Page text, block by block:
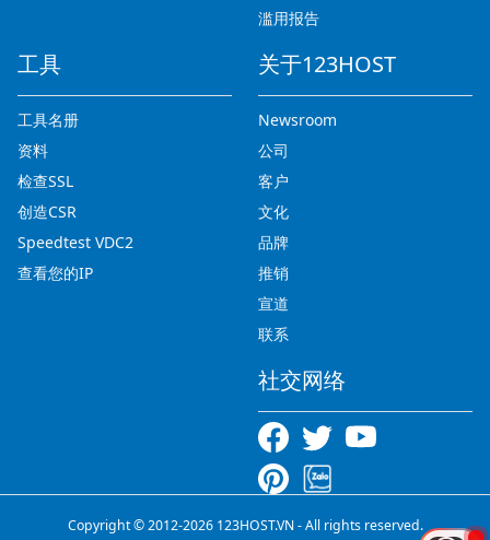
滥用报告
工具
工具名册
资料
检查SSL
创造CSR
Speedtest VDC2
查看您的IP
关于123HOST
Newsroom
公司
客户
文化
品牌
推销
宣道
联系
社交网络
Copyright © 2012-2026 123HOST.VN - All rights reserved.